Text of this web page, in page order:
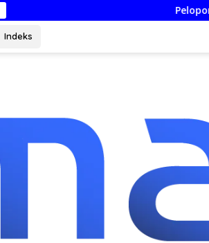
Pelopor Wisata Hijau Jatim
Indeks